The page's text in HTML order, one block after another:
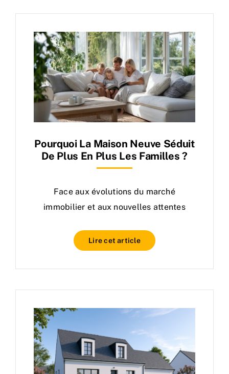
Pourquoi La Maison Neuve Séduit
De Plus En Plus Les Familles ?
Face aux évolutions du marché
immobilier et aux nouvelles attentes
Lire cet article